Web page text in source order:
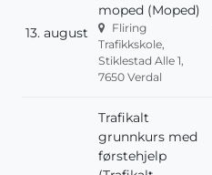
13. august
moped (Moped)
Fliring
Trafikkskole,
Stiklestad Alle 1,
7650 Verdal
Trafikalt
grunnkurs med
førstehjelp